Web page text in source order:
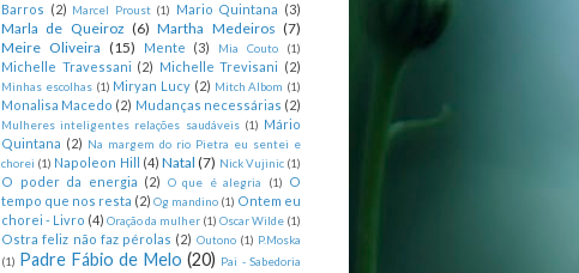
Barros (2) Marcel Proust (1) Mario Quintana (3)
Marla de Queiroz (6) Martha Medeiros (7)
Meire Oliveira (15) Mente (3) Mia Couto (1)
Michelle Travessani (2) Michelle Trevisani (2)
Minhas escolhas (1) Miryan Lucy (2) Mitch Albom (1)
Monalisa Macedo (2) Mudanças necessárias (2)
Mulheres inteligentes relações saudáveis (1) Mário
Quintana (2)
Na margem do rio Pietra eu sentei e
chorei (1) Napoleon Hill (4) Natal (7) Nick Vujinic (1)
O poder da energia (2) O que é alegria (1)
O
tempo que nos resta (2) Og mandino (1) Ontem eu
chorei - Livro (4) Oração da mulher (1) Oscar Wilde (1)
Ostra feliz não faz pérolas (2) Outono (1) P.Moska
(1) Padre Fábio de Melo (20)
Pai - Sabedoria